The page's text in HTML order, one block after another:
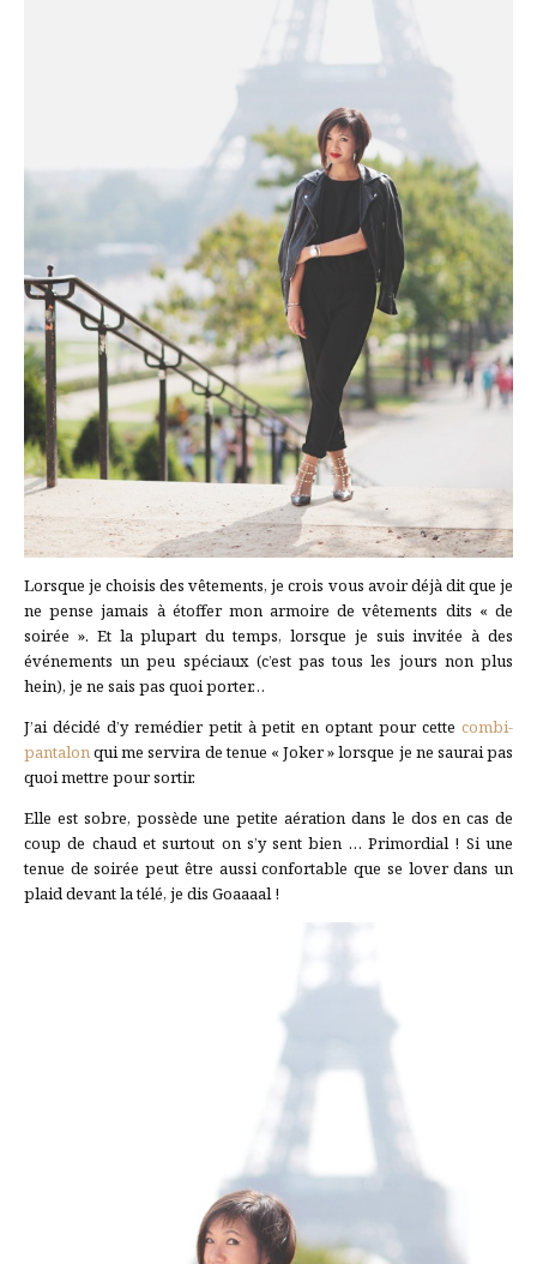
Lorsque je choisis des vêtements, je crois vous avoir déjà dit que je
ne pense jamais à étoffer mon armoire de vêtements dits « de
soirée ». Et la plupart du temps, lorsque je suis invitée à des
événements un peu spéciaux (c’est pas tous les jours non plus
hein), je ne sais pas quoi porter…
J’ai décidé d’y remédier petit à petit en optant pour cette combi-
pantalonqui me servira de tenue « Joker » lorsque je ne saurai pas
quoi mettre pour sortir.
Elle est sobre, possède une petite aération dans le dos en cas de
coup de chaud et surtout on s’y sent bien … Primordial ! Si une
tenue de soirée peut être aussi confortable que se lover dans un
plaid devant la télé, je dis Goaaaal !